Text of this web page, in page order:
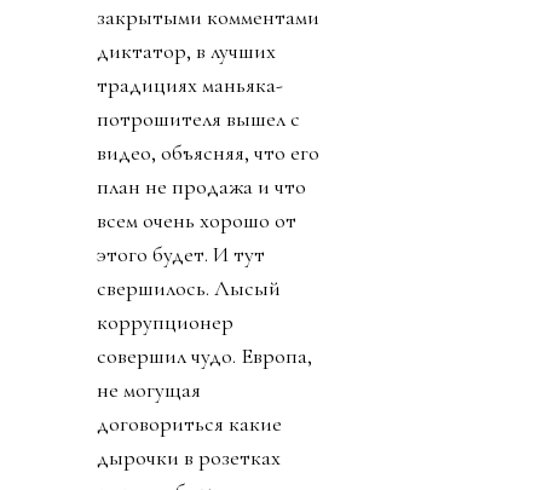
закрытыми комментами
диктатор, в лучших
традициях маньяка-
потрошителя вышел с
видео, объясняя, что его
план не продажа и что
всем очень хорошо от
этого будет. И тут
свершилось. Лысый
коррупционер
совершил чудо. Европа,
не могущая
договориться какие
дырочки в розетках